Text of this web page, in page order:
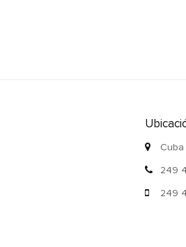
249
249